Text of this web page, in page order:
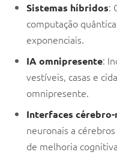
Sistemas híbridos:
computação
exponenciais.
IA omnipresente:
vestíveis, casas e
omnipresente.
Interfaces cérebro-
neuronais a
de melhoria